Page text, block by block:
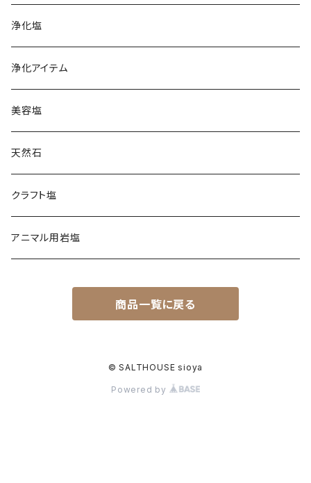
レッド
コーラル
クリスタル
レッド
フランス天日塩
カマルグ
ゲランド
イタリア岩塩
ギリシャ天日塩
スペイン岩塩
日本海塩
チベット天日湖塩
浄化塩
浄化アイテム
美容塩
天然石
クラフト塩
アニマル用岩塩
商品一覧に戻る
© SALTHOUSE sioya
Powered by